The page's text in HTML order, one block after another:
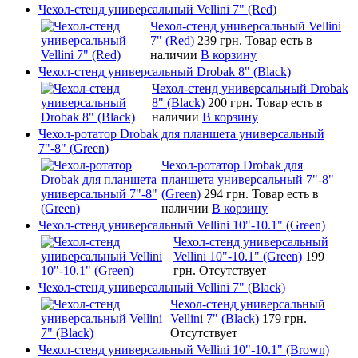
Чехол-стенд универсальный Vellini 7" (Red)
Чехол-стенд универсальный Vellini
7" (Red) 239 грн. Товар есть в
наличии В корзину
Чехол-стенд универсальный Drobak 8" (Black)
Чехол-стенд универсальный Drobak
8" (Black) 200 грн. Товар есть в
наличии В корзину
Чехол-ротатор Drobak для планшета универсальный
7"-8" (Green)
Чехол-ротатор Drobak для
планшета универсальный 7"-8"
(Green) 294 грн. Товар есть в
наличии В корзину
Чехол-стенд универсальный Vellini 10"-10.1" (Green)
Чехол-стенд универсальный
Vellini 10"-10.1" (Green) 199
грн. Отсутствует
Чехол-стенд универсальный Vellini 7" (Black)
Чехол-стенд универсальный
Vellini 7" (Black) 179 грн.
Отсутствует
Чехол-стенд универсальный Vellini 10"-10.1" (Brown)